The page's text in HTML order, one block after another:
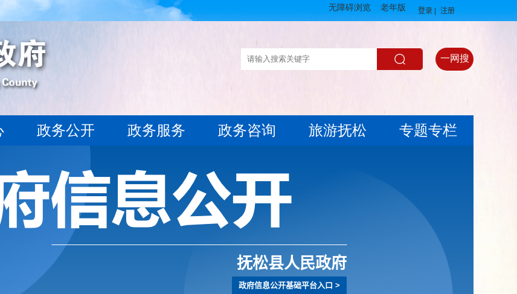
登录 | 注册
抚松县人民政府
政府信息公开基础平台入口 >